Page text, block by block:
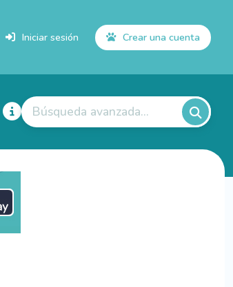
Iniciar sesión Crear una cuenta
Búsqueda avanzada...